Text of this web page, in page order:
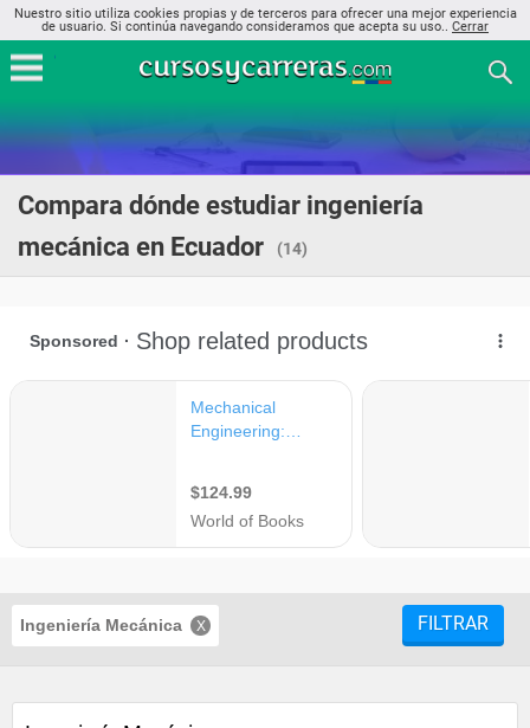
Nuestro sitio utiliza cookies propias y de terceros para ofrecer una mejor experiencia
de usuario. Si continúa navegando consideramos que acepta su uso.. Cerrar
Compara dónde estudiar ingeniería
mecánica en Ecuador
(14)
Ingeniería Mecánica FILTRAR